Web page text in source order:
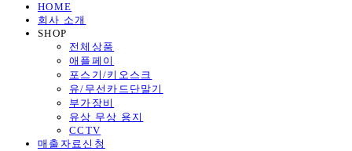
HOME
회사 소개
SHOP
전체상품
애플페이
포스기/키오스크
유/무선카드단말기
부가장비
유상 무상 용지
CCTV
매출자료신청